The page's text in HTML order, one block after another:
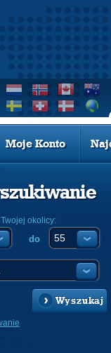
Moje Konto
okolicy:
do
Wyszukaj